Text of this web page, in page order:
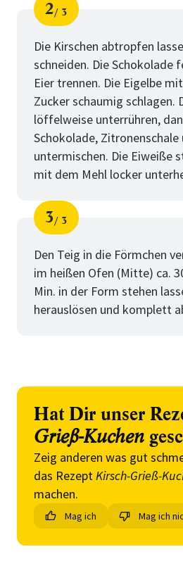
Schritt
2
von
3
Die Kirschen abtropfen
schneiden. Die Schokolade
Eier trennen. Die Eigelbe
Zucker schaumig schlagen.
löffelweise unterrühren,
Schokolade,
untermischen. Die Eiweiße
mit dem Mehl locker
Schritt
3
von
3
Den Teig in die Förmchen
im heißen Ofen (Mitte) ca.
Min. in der Form stehen
herauslösen und komplett
Hat Dir unser
Grieß-Kuchen
Zeig anderen was gut
das RezeptKirsch-Grieß-
machen.
Mag ich Mag ich